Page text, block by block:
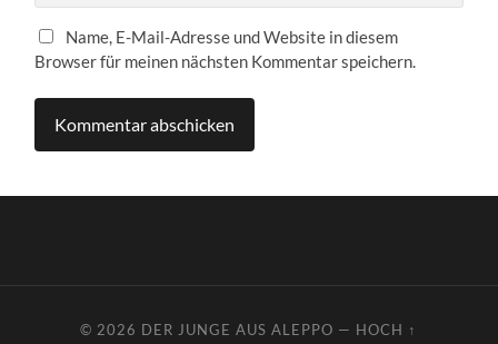
Name, E-Mail-Adresse und Website in diesem
Browser für meinen nächsten Kommentar speichern.
© 2026 DER JUNGE AUS ALEPPO — HOCH ↑